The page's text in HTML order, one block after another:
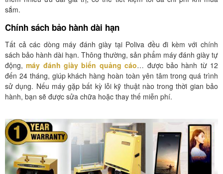
sắm.
Chính sách bảo hành dài hạn
Tất cả các dòng máy đánh giày tại Poliva đều đi kèm với chính
sách bảo hành dài hạn. Thông thường, sản phẩm máy đánh giày tự
động,máy đánh giày biển quảng cáo… được bảo hành từ 12
đến 24 tháng, giúp khách hàng hoàn toàn yên tâm trong quá trình
sử dụng. Nếu máy gặp bất kỳ lỗi kỹ thuật nào trong thời gian bảo
hành, bạn sẽ được sửa chữa hoặc thay thế miễn phí.